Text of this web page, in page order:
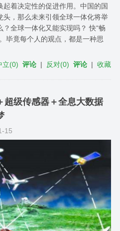
着决定性的促进作用。中国的国
，那么未来引领全球一体化将举
全球一体化又能实现吗？ 快“畅
毕竟每个人的观点，都是一种思
立(0) 评论 | 反对(0) 评论 |收藏
超级传感器＋全息大数据
15